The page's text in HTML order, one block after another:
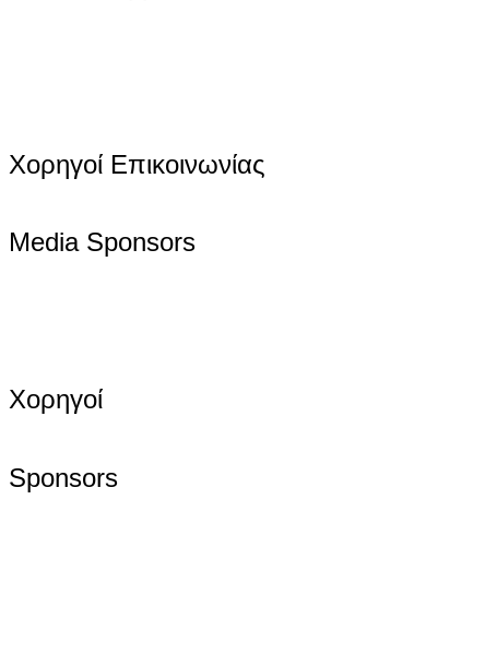
Χορηγοί Επικοινωνίας
Media Sponsors
Χορηγοί
Sponsors